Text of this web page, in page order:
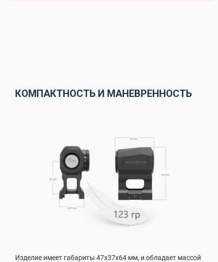
КОМПАКТНОСТЬ И МАНЕВРЕННОСТЬ
Изделие имеет габариты 47х37х64 мм, и обладает массой